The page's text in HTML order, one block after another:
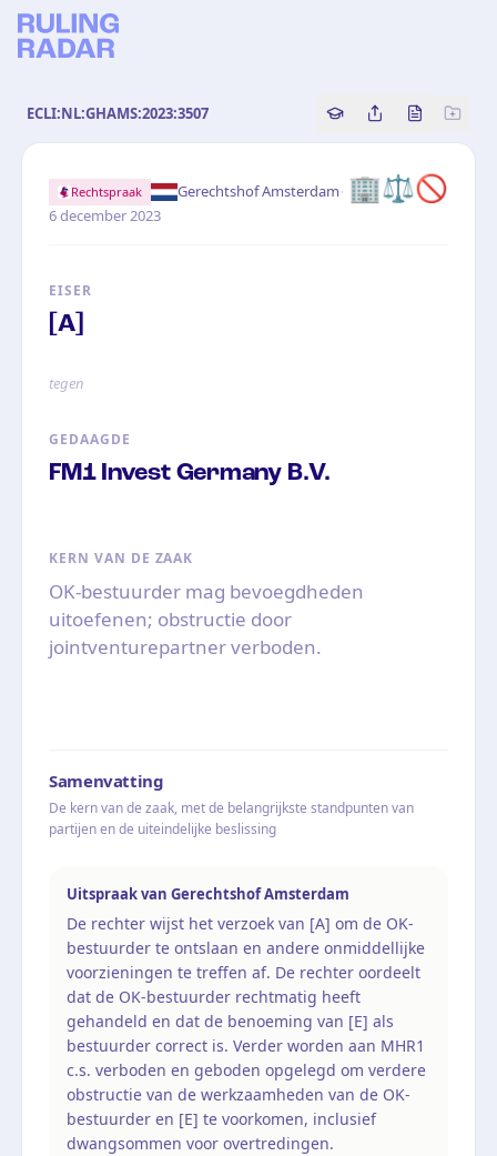
ECLI:NL:GHAMS:2023:3507 Copy source
Share this
Bekijk
🏢⚖️🚫
Rechtspraak Gerechtshof Amsterdam·
6 december 2023
EISER
[A]
tegen
GEDAAGDE
FM1 Invest Germany B.V.
KERN VAN DE ZAAK
OK-bestuurder mag bevoegdheden
uitoefenen; obstructie door
jointventurepartner verboden.
Samenvatting
De kern van de zaak, met de belangrijkste standpunten van
partijen en de uiteindelijke beslissing
Uitspraak van Gerechtshof Amsterdam
De rechter wijst het verzoek van [A] om de OK-
bestuurder te ontslaan en andere onmiddellijke
voorzieningen te treffen af. De rechter oordeelt
dat de OK-bestuurder rechtmatig heeft
gehandeld en dat de benoeming van [E] als
bestuurder correct is. Verder worden aan MHR1
c.s. verboden en geboden opgelegd om verdere
obstructie van de werkzaamheden van de OK-
bestuurder en [E] te voorkomen, inclusief
dwangsommen voor overtredingen.